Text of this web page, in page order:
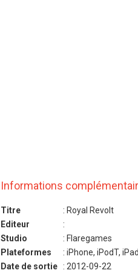
Informations
Titre
: Royal Revolt
Editeur
:
Studio
: Flaregames
Plateformes
: iPhone, iPodT, iPad
Date de sortie
: 2012-09-22